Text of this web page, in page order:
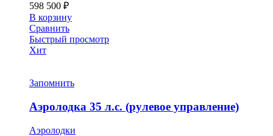
598 500 ₽
В корзину
Сравнить
Быстрый просмотр
Хит
Запомнить
Аэролодка 35 л.с. (рулевое управление)
Аэролодки